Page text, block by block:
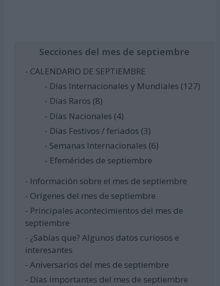
Secciones del mes de septiembre
- CALENDARIO DE SEPTIEMBRE
- Días Internacionales y Mundiales (127)
- Días Raros (8)
- Días Nacionales (4)
- Días Festivos / feriados (3)
- Semanas Internacionales (6)
- Efemérides de septiembre
- Información sobre el mes de septiembre
- Orígenes del mes de septiembre
- Principales acontecimientos del mes de
septiembre
- ¿Sabías que? Algunos datos curiosos e
interesantes
- Aniversarios del mes de septiembre
- Días importantes del mes de septiembre